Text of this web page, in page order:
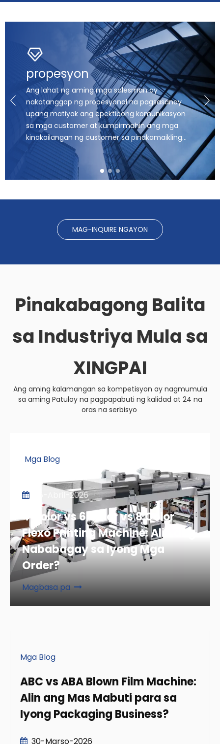
propesyon
Ang lahat ng aming mga salesman ay
nakatanggap ng propesyonal na pagsasanay
upang matiyak ang epektibong komunikasyon
sa mga customer at kumpirmahin ang mga
kinakailangan ng customer sa pinakamaikling
posibleng panahon. At magbigay ng isang
quotation para sa isang angkop na modelo.
Kahit na ang mga baguhan sa industriya ng
MAG-INQUIRE NGAYON
Pinakabagong Balita
sa Industriya Mula sa
XINGPAI
Ang aming kalamangan sa kompetisyon ay nagmumula
sa aming Patuloy na pagpapabuti ng kalidad at 24 na
oras na serbisyo
Mga Blog
4 Color vs 6 Color vs 8 Color
Flexo Printing Machine: Alin ang
Nababagay sa Iyong Mga
Order?
06-Abril-2026
Magbasa pa
Mga Blog
ABC vs ABA Blown Film Machine:
Alin ang Mas Mabuti para sa
Iyong Packaging Business?
30-Marso-2026